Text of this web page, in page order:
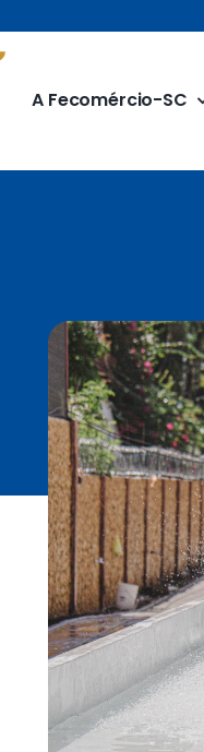
A Fecomércio-SC